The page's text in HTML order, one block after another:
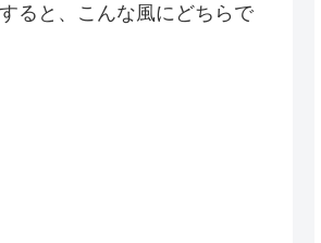
ると、こんな風にどちらで